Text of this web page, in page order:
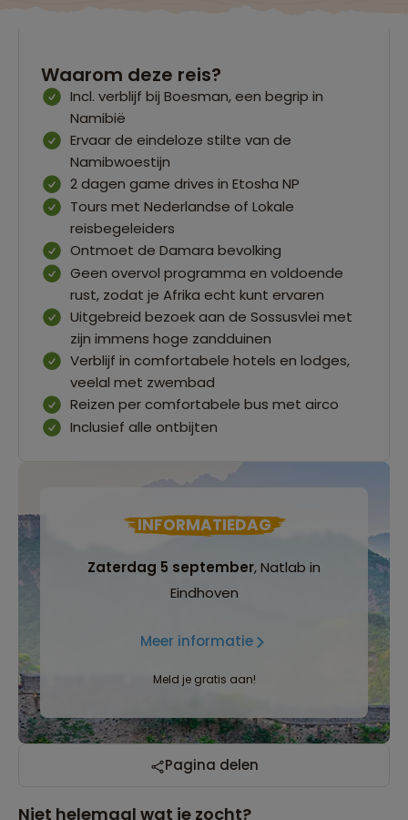
Waarom deze reis?
Incl. verblijf bij Boesman, een begrip in
Namibië
Ervaar de eindeloze stilte van de
Namibwoestijn
2 dagen game drives in Etosha NP
Tours met Nederlandse of Lokale
reisbegeleiders
Ontmoet de Damara bevolking
Geen overvol programma en voldoende
rust, zodat je Afrika echt kunt ervaren
Uitgebreid bezoek aan de Sossusvlei met
zijn immens hoge zandduinen
Verblijf in comfortabele hotels en lodges,
veelal met zwembad
Reizen per comfortabele bus met airco
Inclusief alle ontbijten
INFORMATIEDAG
Zaterdag 5 september, Natlab in
Eindhoven
Meer informatie
Meld je gratis aan!
Pagina delen
Niet helemaal wat je zocht?